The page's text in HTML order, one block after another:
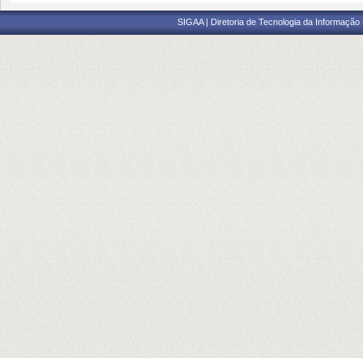
SIGAA | Diretoria de Tecnologia da